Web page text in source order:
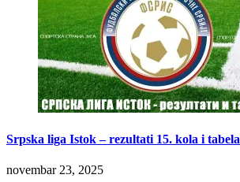
Srpska liga Istok – rezultati 15. kola i tabela
novembar 23, 2025